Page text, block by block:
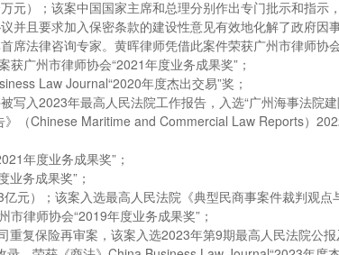
）；该案中国国家主席和总理分别作出专门批示和指
且要求加入保密条款的建设性意见有效地化解了政府因
法律咨询专家。黄晖律师凭借此案件荣获广州市律师协
广州市律师协会“2021年度业务成果奖”；
Law Journal“2020年度杰出交易”奖；
写入2023年最高人民法院工作报告，入选“广州海事法院
（Chinese Maritime and Commercial Law Reports）
年度业务成果奖”；
业务成果奖”；
元）；该案入选最高人民法院《典型民商事案件裁判观
律师协会“2019年度业务成果奖”；
复保险再审案，该案入选2023年第9期最高人民法院公